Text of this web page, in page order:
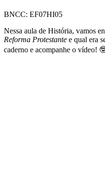
BNCC: EF07HI05
Nessa aula de História, vamos
Reforma Protestante e qual era
caderno e acompanhe o vídeo!